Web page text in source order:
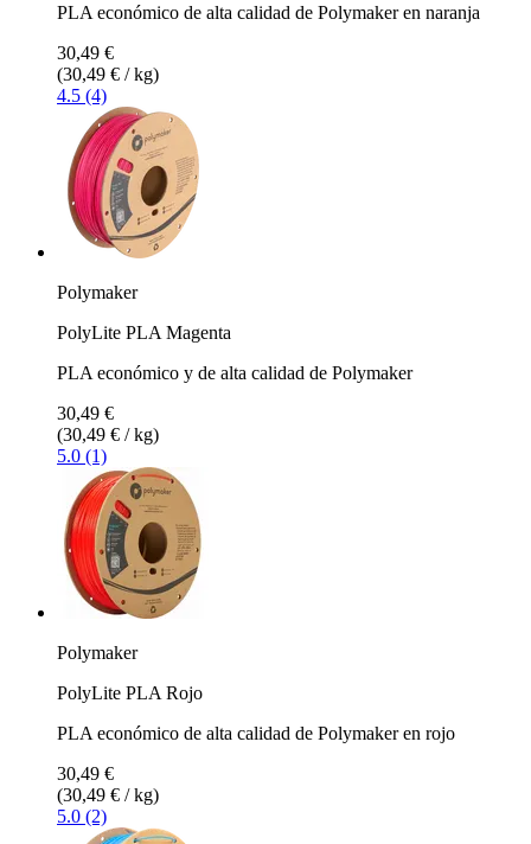
PLA económico de alta calidad de Polymaker en naranja
30,49 €
(30,49 € / kg)
4.5 (4)
Polymaker
PolyLite PLA Magenta
PLA económico y de alta calidad de Polymaker
30,49 €
(30,49 € / kg)
5.0 (1)
Polymaker
PolyLite PLA Rojo
PLA económico de alta calidad de Polymaker en rojo
30,49 €
(30,49 € / kg)
5.0 (2)